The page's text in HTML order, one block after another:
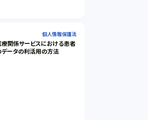
個人情報保護法
療関係サービスにおける患者
データの利活用の方法